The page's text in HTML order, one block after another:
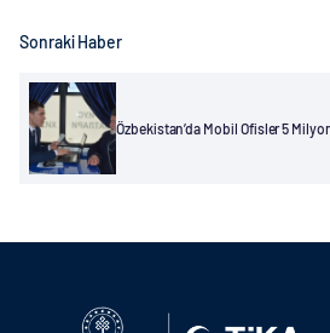
Sonraki Haber
Özbekistan’da Mobil Ofisler 5